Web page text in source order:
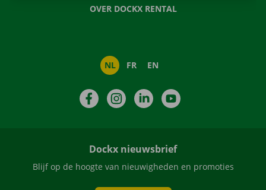
OVER DOCKX RENTAL
NL FR EN
FacebookInstagramLinkedIn
Dockx nieuwsbrief
Blijf op de hoogte van nieuwigheden en promoties